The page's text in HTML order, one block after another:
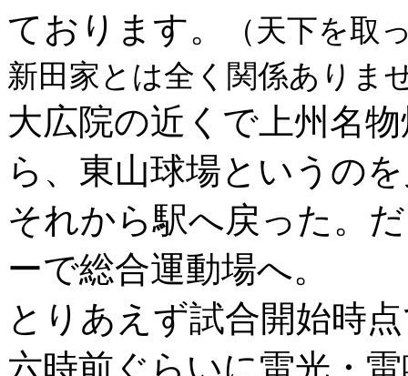
ております。
（天下を取
新田家とは全く関係ありま
大広院の近くで上州名
ら、東山球場というの
それから駅へ戻った。
ーで総合運動場へ。
とりあえず試合開始時
六時前ぐらいに雷光・